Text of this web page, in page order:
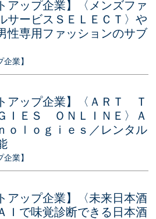
アップ企業】〈メンズファ
サービスＳＥＬＥＣＴ〉や
性専用ファッションのサブ
業】
アップ企業】〈ＡＲＴ Ｔ
ＩＥＳ ＯＮＬＩＮＥ〉Ａ
ｏｌｏｇｉｅｓ／レンタル
業】
アップ企業】〈未来日本酒
Ｉで味覚診断できる日本酒